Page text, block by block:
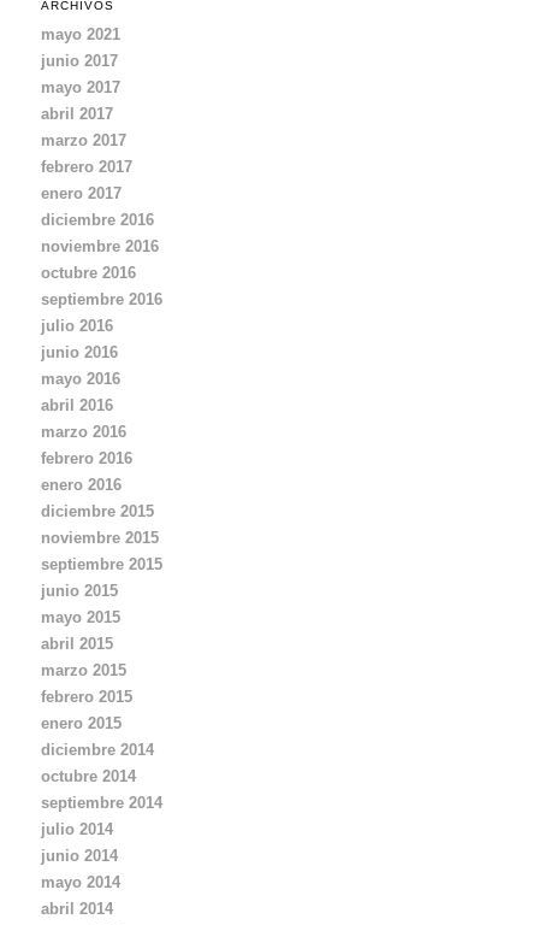
c
i
ó
n
d
e
e
l
ARCHIVOS
mayo 2021
junio 2017
mayo 2017
abril 2017
marzo 2017
febrero 2017
enero 2017
diciembre 2016
noviembre 2016
octubre 2016
septiembre 2016
julio 2016
junio 2016
mayo 2016
abril 2016
marzo 2016
febrero 2016
enero 2016
diciembre 2015
noviembre 2015
septiembre 2015
junio 2015
mayo 2015
abril 2015
marzo 2015
febrero 2015
enero 2015
diciembre 2014
octubre 2014
septiembre 2014
julio 2014
junio 2014
mayo 2014
abril 2014